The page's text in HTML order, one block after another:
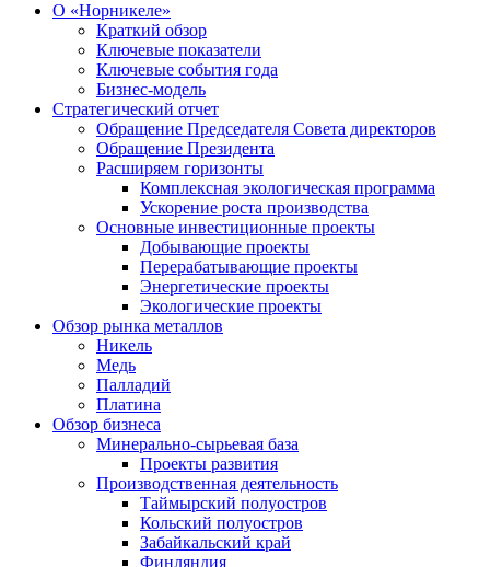
О «Норникеле»
Краткий обзор
Ключевые показатели
Ключевые события года
Бизнес-модель
Стратегический отчет
Обращение Председателя Совета директоров
Обращение Президента
Расширяем горизонты
Комплексная экологическая программа
Ускорение роста производства
Основные инвестиционные проекты
Добывающие проекты
Перерабатывающие проекты
Энергетические проекты
Экологические проекты
Обзор рынка металлов
Никель
Медь
Палладий
Платина
Обзор бизнеса
Минерально-сырьевая база
Проекты развития
Производственная деятельность
Таймырский полуостров
Кольский полуостров
Забайкальский край
Финляндия